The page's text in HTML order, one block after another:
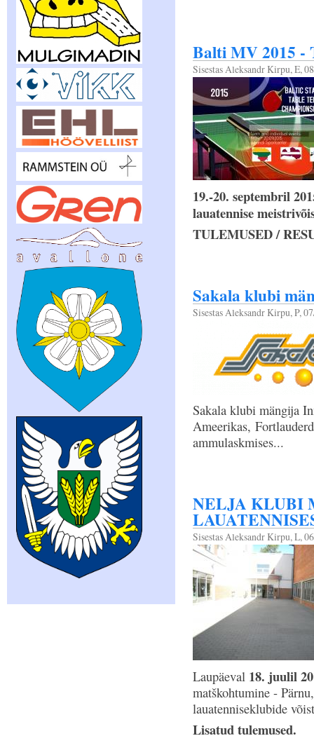
Balti MV 2015 -
SisestasAleksandr Kirpu, E,
19.-20. septembril
lauatennise
TULEMUSED /
Sakala klubi
SisestasAleksandr Kirpu, P,
Sakala klubi mängija
Ameerikas,
ammulaskmises...
NELJA KLUBI
SisestasAleksandr Kirpu, L,
Laupäeval 18. juulil
matškohtumine -
lauatenniseklubide
Lisatud tulemused.